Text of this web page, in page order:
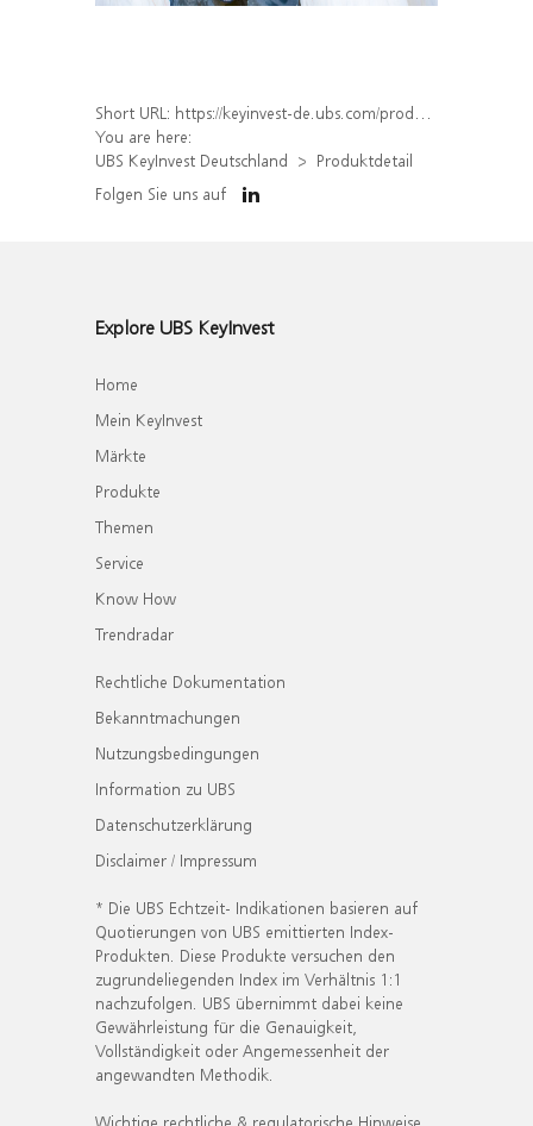
Short URL: https://keyinvest-de.ubs.com/produkt/detail/index/isin/DE000WA4PU44
You are here:
UBS KeyInvest Deutschland
Produktdetail
Folgen Sie uns auf
Explore UBS KeyInvest
Home
Mein KeyInvest
Märkte
Produkte
Themen
Service
Know How
Trendradar
Rechtliche Dokumentation
Bekanntmachungen
Nutzungsbedingungen
Information zu UBS
Datenschutzerklärung
Disclaimer / Impressum
* Die UBS Echtzeit- Indikationen basieren auf
Quotierungen von UBS emittierten Index-
Produkten. Diese Produkte versuchen den
zugrundeliegenden Index im Verhältnis 1:1
nachzufolgen. UBS übernimmt dabei keine
Gewährleistung für die Genauigkeit,
Vollständigkeit oder Angemessenheit der
angewandten Methodik.